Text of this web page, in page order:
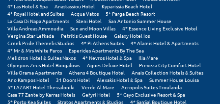
Κ
Καβάλα
Καλάβρυτα
Καλαμάτα
Κάλαμος
4* Las Hotel & Spa
Anastassiou Hotel
Kyparissia Beach Hotel
4* Royal Hotel and Suites
Acqua Vatos
5* Parga Beach Resort
La Casa Di Napa Apartments
Steni Hotel
San Antonio Summer House
Villa Andreas Ammoudia
Sun and Moon Villas
4* Essence Living Exclusive Hotel
Vergina Star Lefkada
Petritis Guest House
Galaxy Hotel Ios
Greek Pride Themelis Studios
4* Pi Athens Suites
4* Alamis Hotel & Apartments
4* Mr & Mrs White Paros
Esperides Apartments By The Sea
Melidron Hotel & Suites Naxos
4* Nevros Hotel & Spa
Ilia Mare
Olympios Zeus Hotel Bungalows
Agnes Deluxe Hotel
Preveza City Comfort Hotel
Villa Orama Apartments
Athens 4 Boutique Hotel
Anais Collection Hotels & Suites
Ano Kampos Hotel
31 Doors Hotel Alexakis Hotel & Spa
Summer House Louisa
5* LAZART Hotel Thessaloniki
Verde Al Mare
Acropolis Suites Troulanda
Casa 77 Zante by Karras Hotels
Gefyri Hotel
5* Cayo Exclusive Resort & Spa
5* Porto Kea Suites
Stratos Apartments & Studios
4* SanSal Boutique Hotel